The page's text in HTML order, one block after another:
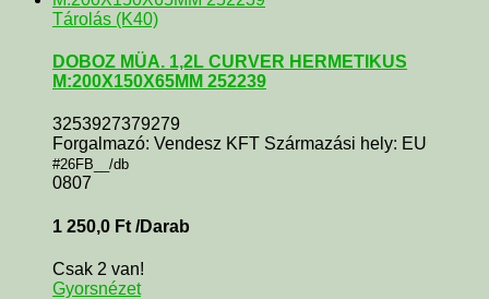
Tárolás (K40)
DOBOZ MÜA. 1,2L CURVER HERMETIKUS
M:200X150X65MM 252239
3253927379279
Forgalmazó: Vendesz KFT Származási hely: EU
#26FB__/db
0807
1 250,0 Ft /Darab
Csak 2 van!
Gyorsnézet